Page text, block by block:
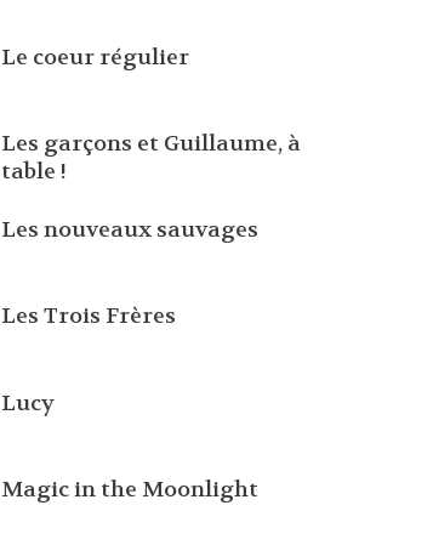
Le coeur régulier
Les garçons et Guillaume, à
table !
Les nouveaux sauvages
Les Trois Frères
Lucy
Magic in the Moonlight